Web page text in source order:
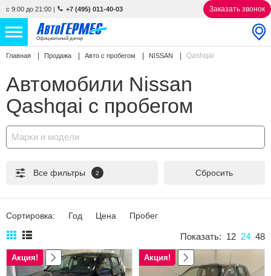
с 9:00 до 21:00 | +7 (495) 011-40-03 Заказать звонок
Официальный дилер
НОВЫЕ АВТОМОБИЛИ 4866 авто
С ПРОБЕГОМ 856 авто
СЕРВИС
УСЛУГИ
АКЦИИ
КОНТАКТЫ
Избранное
Главная Продажа Авто с пробегом NISSAN Qashqai
Автомобили Nissan
Qashqai с пробегом
Марки и модели
Все фильтры 2 Сбросить
Сортировка: Год Цена Пробег
Показать: 12 24 48
Акция! Акция!